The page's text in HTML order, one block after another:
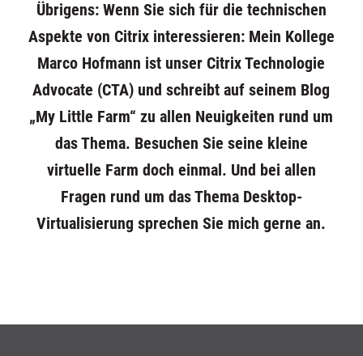
Übrigens: Wenn Sie sich für die technischen
Aspekte von Citrix interessieren: Mein Kollege
Marco Hofmann ist unser Citrix Technologie
Advocate (CTA) und schreibtauf seinem Blog
„My Little Farm“ zu allen Neuigkeiten rund um
das Thema. Besuchen Sie seine kleine
virtuelle Farm doch einmal. Und bei allen
Fragen rund um das Thema Desktop-
Virtualisierung sprechen Sie mich gerne an.